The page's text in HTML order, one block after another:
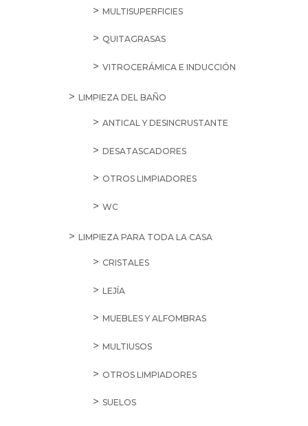
MULTISUPERFICIES
QUITAGRASAS
VITROCERÁMICA E INDUCCIÓN
LIMPIEZA DEL BAÑO
ANTICAL Y DESINCRUSTANTE
DESATASCADORES
OTROS LIMPIADORES
WC
LIMPIEZA PARA TODA LA CASA
CRISTALES
LEJÍA
MUEBLES Y ALFOMBRAS
MULTIUSOS
OTROS LIMPIADORES
SUELOS